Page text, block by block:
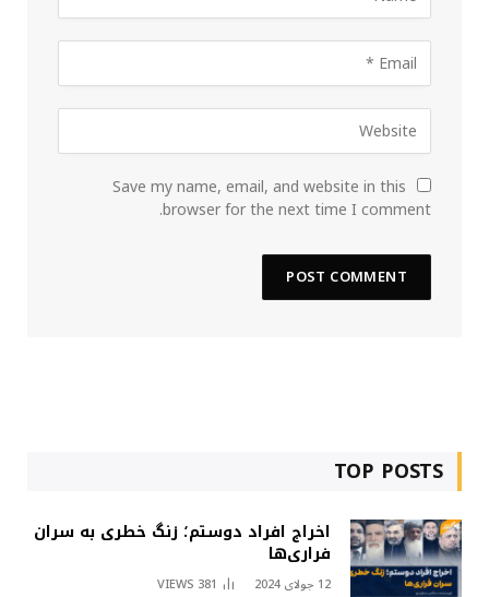
Save my name, email, and website in this
browser for the next time I comment.
TOP POSTS
اخراج افراد دوستم؛ زنگ خطری به سران
فراری‌ها
12 جولای 2024 381
VIEWS